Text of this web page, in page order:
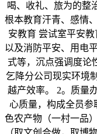
喝、收礼、旅为的整
根本教育汗青、感情
安教育 尝试室平安
以及消防平安、用电
式等，沉点强调度论
乞降分公司现实环境
越产效率。 2。质量
心质量，构成全员参
色农产物（一村一品